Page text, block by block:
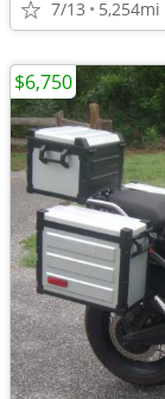
7/13 5,254mi
$6,750